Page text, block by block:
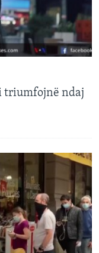
triumfojnë ndaj